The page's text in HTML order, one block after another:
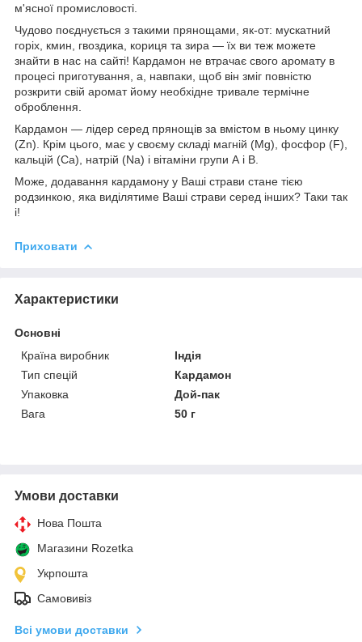
м'ясної промисловості.
Чудово поєднується з такими прянощами, як-от: мускатний
горіх, кмин, гвоздика, кориця та зира — їх ви теж можете
знайти в нас на сайті! Кардамон не втрачає свого аромату в
процесі приготування, а, навпаки, щоб він зміг повністю
розкрити свій аромат йому необхідне тривале термічне
оброблення.
Кардамон — лідер серед прянощів за вмістом в ньому цинку
(Zn). Крім цього, має у своєму складі магній (Mg), фосфор (F),
кальцій (Ca), натрій (Na) і вітаміни групи А і В.
Може, додавання кардамону у Ваші страви стане тією
родзинкою, яка виділятиме Ваші страви серед інших? Таки так
і!
Приховати
Характеристики
Основні
Країна виробник
Індія
Тип спецій
Кардамон
Упаковка
Дой-пак
Вага
50 г
Умови доставки
Нова Пошта
Магазини Rozetka
Укрпошта
Самовивіз
Всі умови доставки